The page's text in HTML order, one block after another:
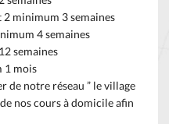
2 minimum 3 semaines
4 semaines
semaines
1 mois
de notre réseau ” le village
nos cours à domicile afin